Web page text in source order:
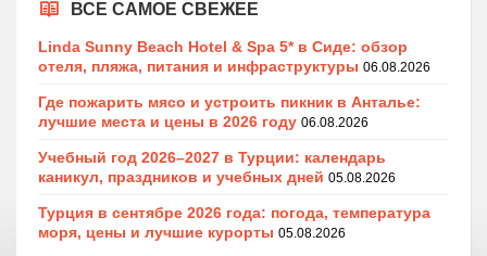
ВСЕ САМОЕ СВЕЖЕЕ
Linda Sunny Beach Hotel & Spa 5* в Сиде: обзор
отеля, пляжа, питания и инфраструктуры 06.08.2026
Где пожарить мясо и устроить пикник в Анталье:
лучшие места и цены в 2026 году 06.08.2026
Учебный год 2026–2027 в Турции: календарь
каникул, праздников и учебных дней 05.08.2026
Турция в сентябре 2026 года: погода, температура
моря, цены и лучшие курорты 05.08.2026